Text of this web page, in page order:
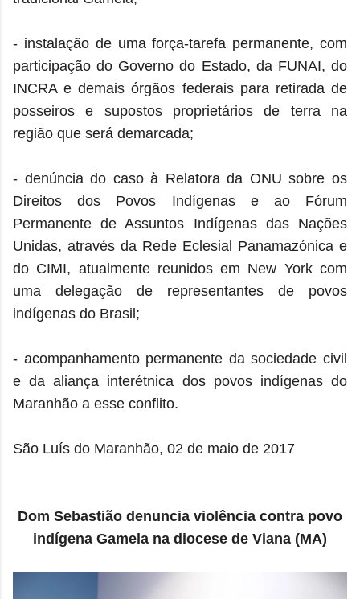
- instalação de uma força-tarefa permanente, com
participação do Governo do Estado, da FUNAI, do
INCRA e demais órgãos federais para retirada de
posseiros e supostos proprietários de terra na
região que será demarcada;
- denúncia do caso à Relatora da ONU sobre os
Direitos dos Povos Indígenas e ao Fórum
Permanente de Assuntos Indígenas das Nações
Unidas, através da Rede Eclesial Panamazónica e
do CIMI, atualmente reunidos em New York com
uma delegação de representantes de povos
indígenas do Brasil;
- acompanhamento permanente da sociedade civil
e da aliança interétnica dos povos indígenas do
Maranhão a esse conflito.
São Luís do Maranhão, 02 de maio de 2017
Dom Sebastião denuncia violência contra povo
indígena Gamela na diocese de Viana (MA)